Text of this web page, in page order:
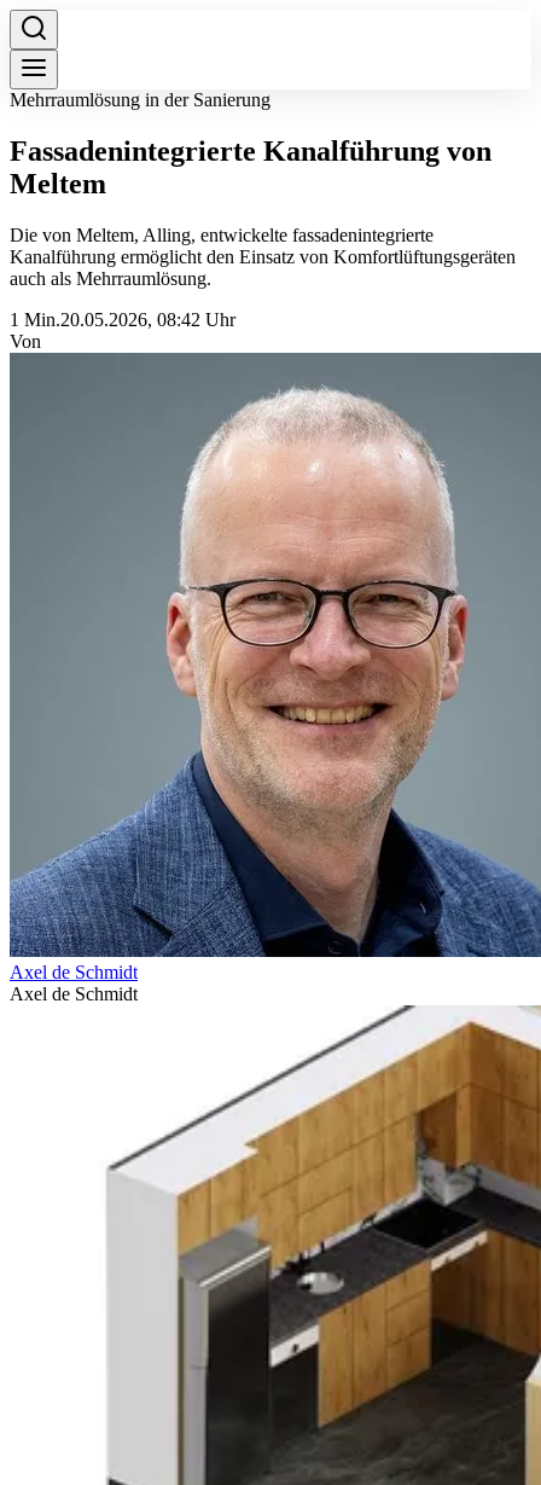
Mehrraumlösung in der Sanierung
Fassadenintegrierte Kanalführung von
Meltem
Die von Meltem, Alling, entwickelte fassadenintegrierte
Kanalführung ermöglicht den Einsatz von Komfortlüftungsgeräten
auch als Mehrraumlösung.
1 Min.20.05.2026, 08:42 Uhr
Von
Axel de Schmidt
Axel de Schmidt